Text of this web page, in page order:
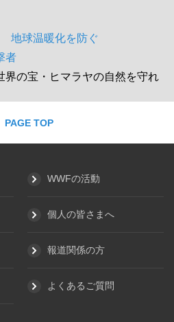
地球温暖化を防ぐ
者
界の宝・ヒマラヤの自然を守れ
PAGE TOP
WWFの活動
個人の皆さまへ
報道関係の方
よくあるご質問